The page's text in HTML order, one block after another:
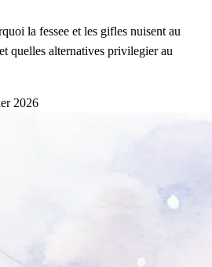
la fessee et les gifles nuisent au
quelles alternatives privilegier au
2026